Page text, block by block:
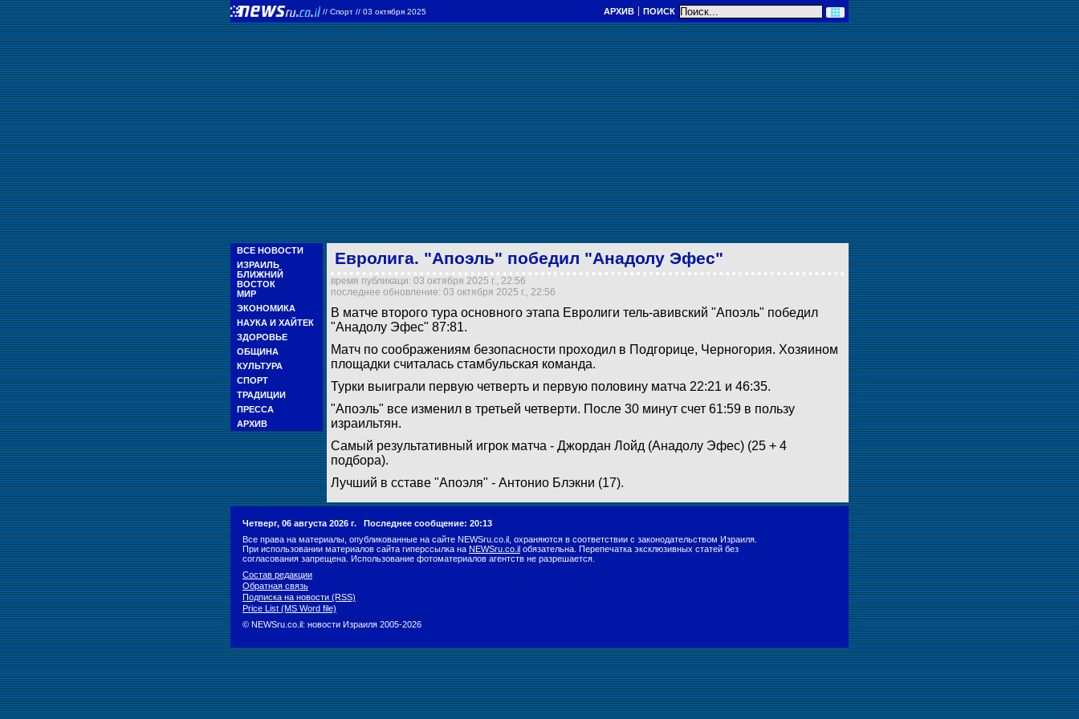
// Спорт // 03 октября 2025 АРХИВ ПОИСК
ВСЕ НОВОСТИ
ИЗРАИЛЬ
БЛИЖНИЙ
ВОСТОК
МИР
ЭКОНОМИКА
НАУКА И ХАЙТЕК
ЗДОРОВЬЕ
ОБЩИНА
КУЛЬТУРА
СПОРТ
ТРАДИЦИИ
ПРЕССА
АРХИВ
Евролига. "Апоэль" победил "Анадолу Эфес"
время публикаци: 03 октября 2025 г., 22:56
последнее обновление: 03 октября 2025 г., 22:56
В матче второго тура основного этапа Евролиги тель-авивский "Апоэль" победил
"Анадолу Эфес" 87:81.
Матч по соображениям безопасности проходил в Подгорице, Черногория. Хозяином
площадки считалась стамбульская команда.
Турки выиграли первую четверть и первую половину матча 22:21 и 46:35.
"Апоэль" все изменил в третьей четверти. После 30 минут счет 61:59 в пользу
израильтян.
Самый результативный игрок матча - Джордан Лойд (Анадолу Эфес) (25 + 4
подбора).
Лучший в сставе "Апоэля" - Антонио Блэкни (17).
Четверг, 06 августа 2026 г. Последнее сообщение: 20:13
Все права на материалы, опубликованные на сайте NEWSru.co.il, охраняются в соответствии с законодательством Израиля.
При использовании материалов сайта гиперссылка на NEWSru.co.il обязательна. Перепечатка эксклюзивных статей без
согласования запрещена. Использование фотоматериалов агентств не разрешается.
Состав редакции
Обратная связь
Подписка на новости (RSS)
Price List (MS Word file)
© NEWSru.co.il: новости Израиля 2005-2026